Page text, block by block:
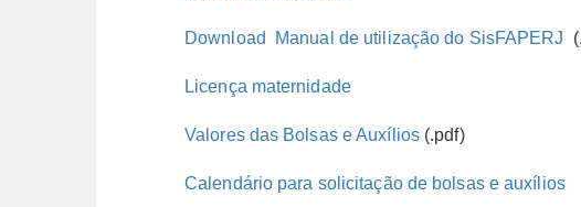
Download  Manual de utilização do SisFAPERJ
Licença maternidade
Valores das Bolsas e Auxílios(.pdf)
Calendário para solicitação de bolsas e auxílios